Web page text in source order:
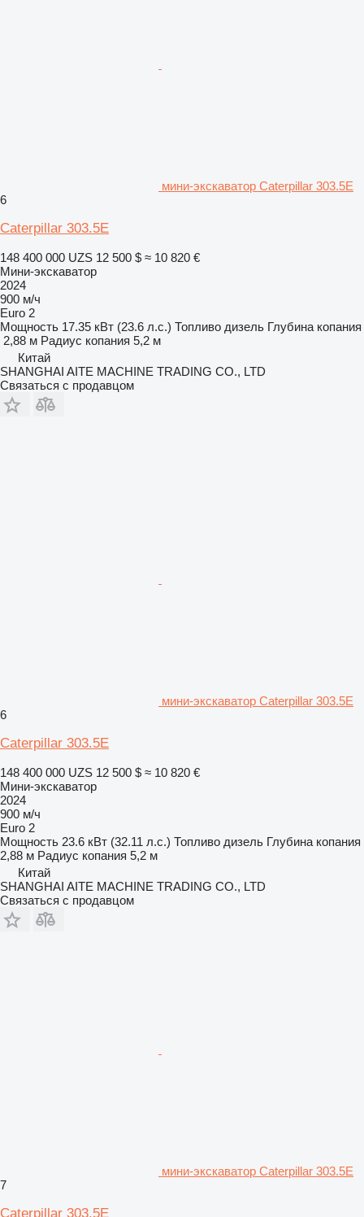
мини-экскаватор Caterpillar 303.5E
6
Caterpillar 303.5E
148 400 000 UZS 12 500 $ ≈ 10 820 €
Мини-экскаватор
2024
900 м/ч
Euro 2
Мощность 17.35 кВт (23.6 л.с.) Топливо дизель Глубина копания
2,88 м Радиус копания 5,2 м
Китай
SHANGHAI AITE MACHINE TRADING CO., LTD
Связаться с продавцом
мини-экскаватор Caterpillar 303.5E
6
Caterpillar 303.5E
148 400 000 UZS 12 500 $ ≈ 10 820 €
Мини-экскаватор
2024
900 м/ч
Euro 2
Мощность 23.6 кВт (32.11 л.с.) Топливо дизель Глубина копания
2,88 м Радиус копания 5,2 м
Китай
SHANGHAI AITE MACHINE TRADING CO., LTD
Связаться с продавцом
мини-экскаватор Caterpillar 303.5E
7
Caterpillar 303.5E